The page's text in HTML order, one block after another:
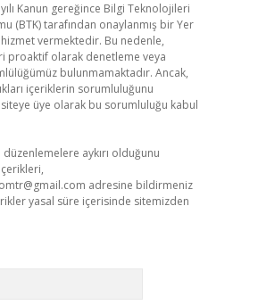
Kanun gereğince Bilgi Teknolojileri
(BTK) tarafından onaylanmış bir Yer
hizmet vermektedir. Bu nedenle,
proaktif olarak denetleme veya
bulunmamaktadır. Ancak,
içeriklerin sorumluluğunu
üye olarak bu sorumluluğu kabul
düzenlemelere aykırı olduğunu
adresine bildirmeniz
yasal süre içerisinde sitemizden